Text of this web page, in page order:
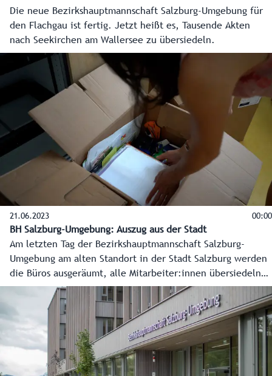
Die neue Bezirkshauptmannschaft Salzburg-Umgebung für
den Flachgau ist fertig. Jetzt heißt es, Tausende Akten
nach Seekirchen am Wallersee zu übersiedeln.
21.06.2023 00:00
BH Salzburg-Umgebung: Auszug aus der Stadt
Am letzten Tag der Bezirkshauptmannschaft Salzburg-
Umgebung am alten Standort in der Stadt Salzburg werden
die Büros ausgeräumt, alle Mitarbeiter:innen übersiedeln
nach Seekirchen am Wallersee. Danach starten sie den
Arbeitstag bereits in den neuen Räumlichkeiten.